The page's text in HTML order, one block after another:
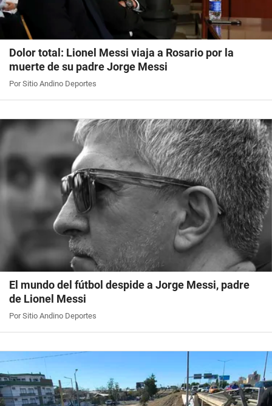
Dolor total: Lionel Messi viaja a Rosario por la
muerte de su padre Jorge Messi
Por Sitio Andino Deportes
El mundo del fútbol despide a Jorge Messi, padre
de Lionel Messi
Por Sitio Andino Deportes